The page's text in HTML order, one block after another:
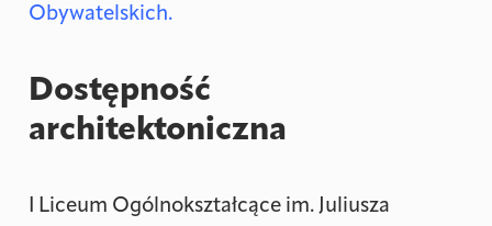
Obywatelskich.
Dostępność
architektoniczna
I Liceum Ogólnokształcące im. Juliusza